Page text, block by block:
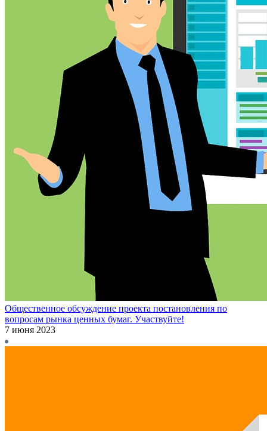
Общественное обсуждение проекта постановления по
вопросам рынка ценных бумаг. Участвуйте!
7 июня 2023